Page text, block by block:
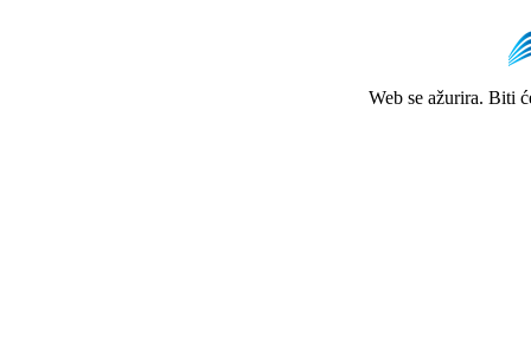
Web se ažurira. Biti